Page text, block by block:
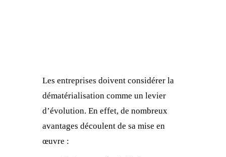
Les entreprises doivent considérer la
dématérialisation comme un levier
d’évolution. En effet, de nombreux
avantages découlent de sa mise en
œuvre :